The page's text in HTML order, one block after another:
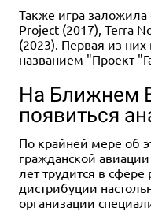
Также игра
Project (2017), Terra
(2023). Первая из
названием "Проект
На Ближнем
появиться
По крайней мере об
гражданской
лет трудится в
дистрибуции
организации